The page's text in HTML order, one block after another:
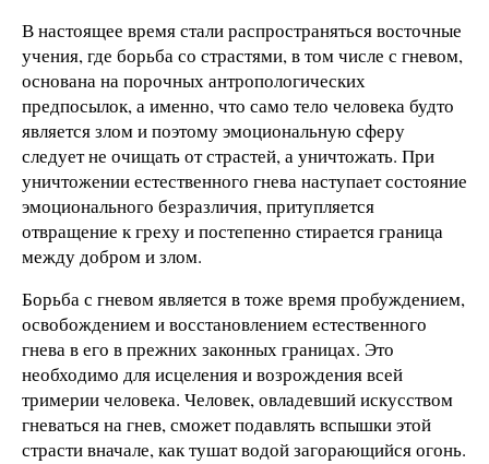
В настоящее время стали распространяться восточные
учения, где борьба со страстями, в том числе с гневом,
основана на порочных антропологических
предпосылок, а именно, что само тело человека будто
является злом и поэтому эмоциональную сферу
следует не очищать от страстей, а уничтожать. При
уничтожении естественного гнева наступает состояние
эмоционального безразличия, притупляется
отвращение к греху и постепенно стирается граница
между добром и злом.
Борьба с гневом является в тоже время пробуждением,
освобождением и восстановлением естественного
гнева в его в прежних законных границах. Это
необходимо для исцеления и возрождения всей
тримерии человека. Человек, овладевший искусством
гневаться на гнев, сможет подавлять вспышки этой
страсти вначале, как тушат водой загорающийся огонь.